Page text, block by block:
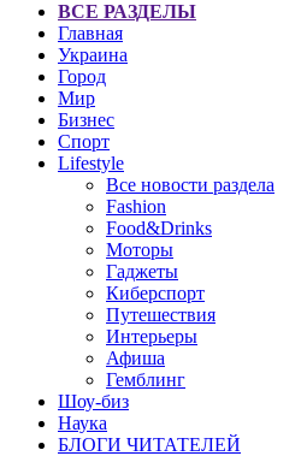
ВСЕ РАЗДЕЛЫ
Главная
Украина
Город
Мир
Бизнес
Спорт
Lifestyle
Все новости раздела
Fashion
Food&Drinks
Моторы
Гаджеты
Киберспорт
Путешествия
Интерьеры
Афиша
Гемблинг
Шоу-биз
Наука
БЛОГИ ЧИТАТЕЛЕЙ